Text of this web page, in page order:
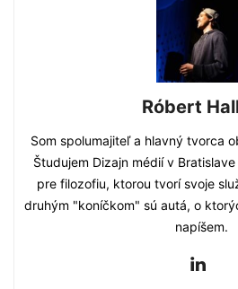
Róbert
Som spolumajiteľ a hlavný tvorca
Študujem Dizajn médií v
pre filozofiu, ktorou tvorí svoje
druhým "koníčkom" sú autá, o
napíšem.